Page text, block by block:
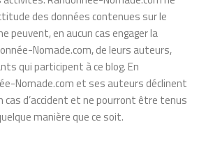
des données contenues sur le
peuvent, en aucun cas engager la
Nomade.com, de leurs auteurs,
qui participent à ce blog. En
Nomade.com et ses auteurs déclinent
d’accident et ne pourront être tenus
manière que ce soit.